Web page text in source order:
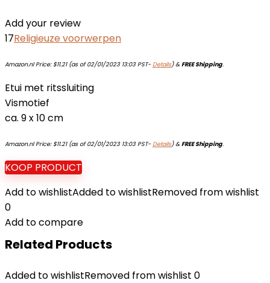
Add your review
17Religieuze voorwerpen
Amazon.nl Price: $11.21(as of 02/01/2023 13:03 PST-Details)&FREE Shipping.
Etui met ritssluiting
Vismotief
ca. 9 x 10 cm
Amazon.nl Price: $11.21(as of 02/01/2023 13:03 PST-Details)&FREE Shipping.
KOOP PRODUCT
Add to wishlistAdded to wishlistRemoved from wishlist
0
Add to compare
Related Products
Added to wishlistRemoved from wishlist 0